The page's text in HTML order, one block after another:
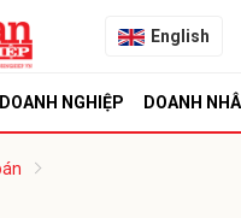
English
DOANH NGHIỆP DOANH